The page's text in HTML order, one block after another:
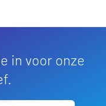
in voor onze